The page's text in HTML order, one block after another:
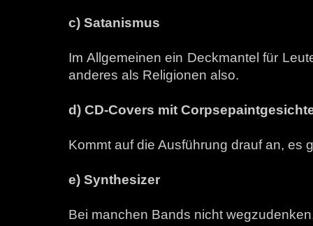
c) Satanismus
Im Allgemeinen ein Deckmantel für
anderes als Religionen also.
d) CD-Covers mit
Kommt auf die Ausführung drauf an, es
e) Synthesizer
Bei manchen Bands nicht